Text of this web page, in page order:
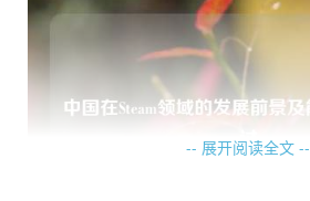
-- 展开阅读全文 --